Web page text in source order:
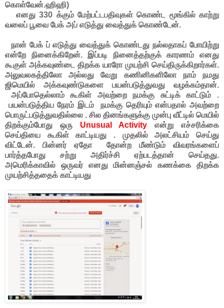
கொள்வேன்.ஹிஹி)
எனது 330 க்கும் மேற்பட்டபதிவுகள் கொண்ட மூங்கில் காற்று
வலைப் பூவை பேக் அப் எடுத்து வைத்துக் கொண்டேன்.
நான் பேக் ப் எடுத்து வைத்துக் கொண்டது நல்லதாகப் போயிற்று
என்றே நினைக்கிறேன். இப்படி நினைத்தற்குக் காரணம் எனது
கூகுள் அக்கவுண்டை திறக்க யாரோ முயற்சி செய்திருக்கிறார்கள்.
அலுவலகத்திலோ அல்லது வேறு கணினிகளிலோ நாம் நமது
ஜிமெயில் அக்கவுண்டுகளை பயன்படுத்துவது வழக்கம்தான்.
அப்போதெல்லாம் கூகிள் அவற்றை நமக்கு சுட்டிக் காட்டும் .
பயன்படுத்திய நேரம் இடம் நமக்கு தெரியும் என்பதால் அவற்றை
பொருட்படுத்துவதில்லை . சில தினங்களுக்கு முன்பு வீட்டில் மெயில்
திறக்கும்போது ஒரு Unusual Activityஎன்று எச்சரிக்கை
செய்தியை கூகிள் காட்டியது . முதலில் அலட்சியம் செய்து
விட்டேன். பின்னர் ஏதோ தோன்ற மீண்டும் விவரங்களைப்
பார்த்தபோது சற்று அதிர்ச்சி ஏற்படத்தான் செய்தது.
அமெரிக்காவில் ஒருவர் எனது மின்னஞ்சல் கணக்கை திறக்க
முயற்சித்ததைக் காட்டியது